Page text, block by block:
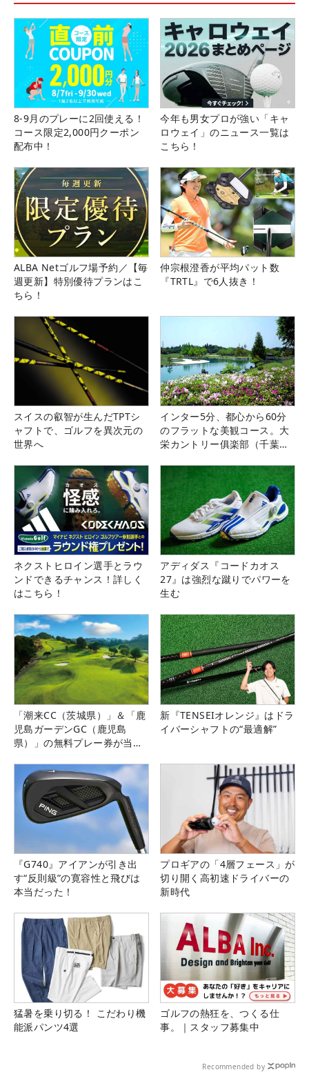
8-9月のプレーに2回使える！
コース限定2,000円クーポン
配布中！
今年も男女プロが強い「キャ
ロウェイ」のニュース一覧は
こちら！
ALBA Netゴルフ場予約／【毎
週更新】特別優待プランはこ
ちら！
仲宗根澄香が平均パット数
『TRTL』で6人抜き！
スイスの叡智が生んだTPTシ
ャフトで、ゴルフを異次元の
世界へ
インター5分、都心から60分
のフラットな美観コース。大
栄カントリー俱楽部（千葉
ネクストヒロイン選手とラウ
ンドできるチャンス！詳しく
はこちら！
アディダス『コードカオス
27』は強烈な蹴りでパワーを
生む
「潮来CC（茨城県）」＆「鹿
児島ガーデンGC（鹿児島
県）」の無料プレー券が当た
新『TENSEIオレンジ』はドラ
イバーシャフトの“最適解”
『G740』アイアンが引き出
す“反則級”の寛容性と飛びは
本当だった！
プロギアの「4層フェース」が
切り開く高初速ドライバーの
新時代
猛暑を乗り切る！ こだわり機
能派パンツ4選
ゴルフの熱狂を、つくる仕
事。｜スタッフ募集中
Recommended by